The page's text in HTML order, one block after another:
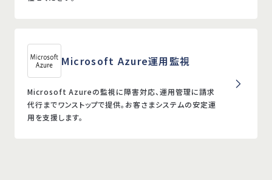
Microsoft Azure運用監視
Microsoft Azureの監視に障害対応、運用管理に請求
代行までワンストップで提供。お客さまシステムの安定運
用を支援します。